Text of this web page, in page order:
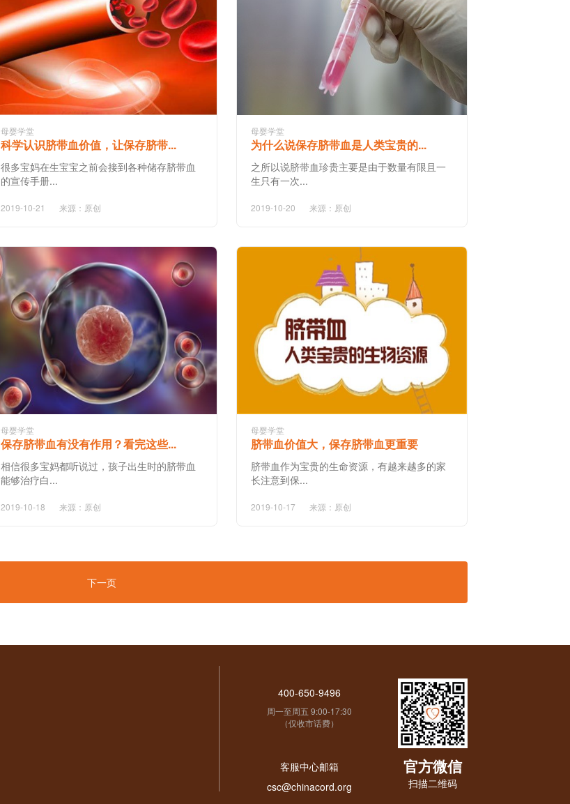
母婴学堂
科学认识脐带血价值，让保存脐带...
很多宝妈在生宝宝之前会接到各种储存脐带血
的宣传手册...
2019-10-21 来源：原创
母婴学堂
为什么说保存脐带血是人类宝贵的...
之所以说脐带血珍贵主要是由于数量有限且一
生只有一次...
2019-10-20 来源：原创
母婴学堂
保存脐带血有没有作用？看完这些...
相信很多宝妈都听说过，孩子出生时的脐带血
能够治疗白...
2019-10-18 来源：原创
母婴学堂
脐带血价值大，保存脐带血更重要
脐带血作为宝贵的生命资源，有越来越多的家
长注意到保...
2019-10-17 来源：原创
下一页
官方微信
扫描二维码
400-650-9496
周一至周五 9:00-17:30
（仅收市话费）
客服中心邮箱
csc@chinacord.org